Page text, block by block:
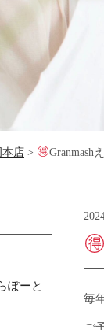
本店 > Granmash
ぽーと
毎